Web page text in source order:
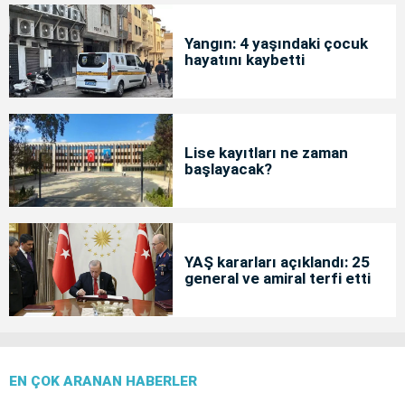
Yangın: 4 yaşındaki çocuk
hayatını kaybetti
Lise kayıtları ne zaman
başlayacak?
YAŞ kararları açıklandı: 25
general ve amiral terfi etti
EN ÇOK ARANAN HABERLER